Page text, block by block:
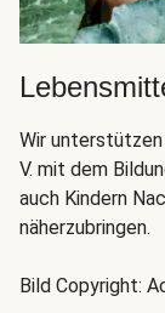
Wir
V. mit dem
auch Kindern
näherzubringen.
Bild Copyright: